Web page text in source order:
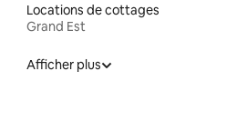
Locations de cottages
Grand Est
Afficher plus